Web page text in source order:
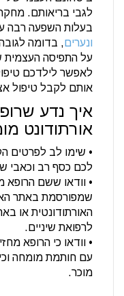
לגבי בריאותם.
בעלות השפעה רבה
ונערים, בדומה
על התפיסה העצמית
לאפשר לילדכם
אותם לקבל טיפול
איך נדע
אורתודונט
• שימו לב לפרטים
לכם כסף רב וכאבי
• וודאו ששם הרופא
שמפורסמת באתר
האורתודונטית או
לרפואת שיניים.
• וודאו כי הרופא
עם חותמת מומחה
מוכר.